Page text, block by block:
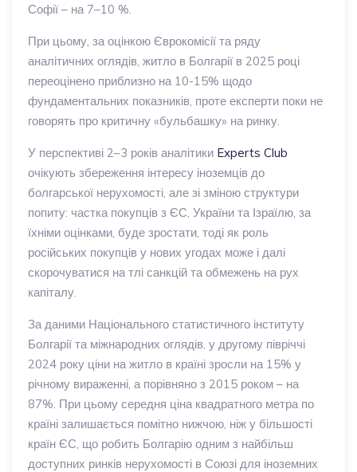
Софії – на 7–10 %.
При цьому, за оцінкою Єврокомісії та ряду
аналітичних оглядів, житло в Болгарії в 2025 році
переоцінено приблизно на 10-15% щодо
фундаментальних показників, проте експерти поки не
говорять про критичну «бульбашку» на ринку.
У перспективі 2–3 років аналітики Experts Club
очікують збереження інтересу іноземців до
болгарської нерухомості, але зі зміною структури
попиту: частка покупців з ЄС, України та Ізраїлю, за
їхніми оцінками, буде зростати, тоді як роль
російських покупців у нових угодах може і далі
скорочуватися на тлі санкцій та обмежень на рух
капіталу.
За даними Національного статистичного інституту
Болгарії та міжнародних оглядів, у другому півріччі
2024 року ціни на житло в країні зросли на 15% у
річному вираженні, а порівняно з 2015 роком – на
87%. При цьому середня ціна квадратного метра по
країні залишається помітно нижчою, ніж у більшості
країн ЄС, що робить Болгарію одним з найбільш
доступних ринків нерухомості в Союзі для іноземних